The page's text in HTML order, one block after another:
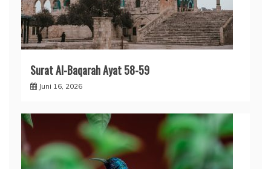
Surat Al-Baqarah Ayat 58-59
Juni 16, 2026